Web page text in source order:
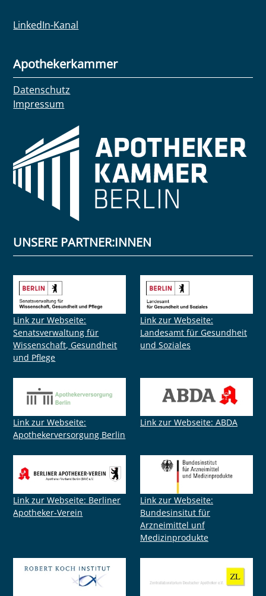
LinkedIn-Kanal
Apothekerkammer
Datenschutz
Impressum
UNSERE PARTNER:INNEN
Link zur Webseite:
Senatsverwaltung für
Wissenschaft, Gesundheit
und Pflege
Link zur Webseite:
Landesamt für Gesundheit
und Soziales
Link zur Webseite:
Apothekerversorgung Berlin
Link zur Webseite: ABDA
Link zur Webseite: Berliner
Apotheker-Verein
Link zur Webseite:
Bundesinsitut für
Arzneimittel unf
Medizinprodukte